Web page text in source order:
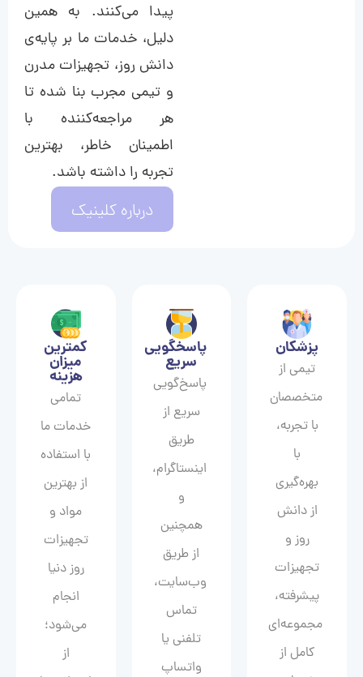
پیدا می‌کنند. به همین
دلیل، خدمات ما بر پایه‌ی
دانش روز، تجهیزات مدرن
و تیمی مجرب بنا شده تا
هر مراجعه‌کننده با
اطمینان خاطر، بهترین
تجربه را داشته باشد.
درباره کلینیک
پزشکان
تیمی از
متخصصان
با تجربه،
با
بهره‌گیری
از دانش
روز و
تجهیزات
پیشرفته،
مجموعه‌ای
کامل از
پاسخگویی
سریع
پاسخ‌گویی
سریع از
طریق
اینستاگرام،
و
همچنین
از طریق
وب‌سایت،
تماس
تلفنی یا
واتساپ
کمترین
میزان
هزینه
تمامی
خدمات ما
با استفاده
از بهترین
مواد و
تجهیزات
روز دنیا
انجام
می‌شود؛
از